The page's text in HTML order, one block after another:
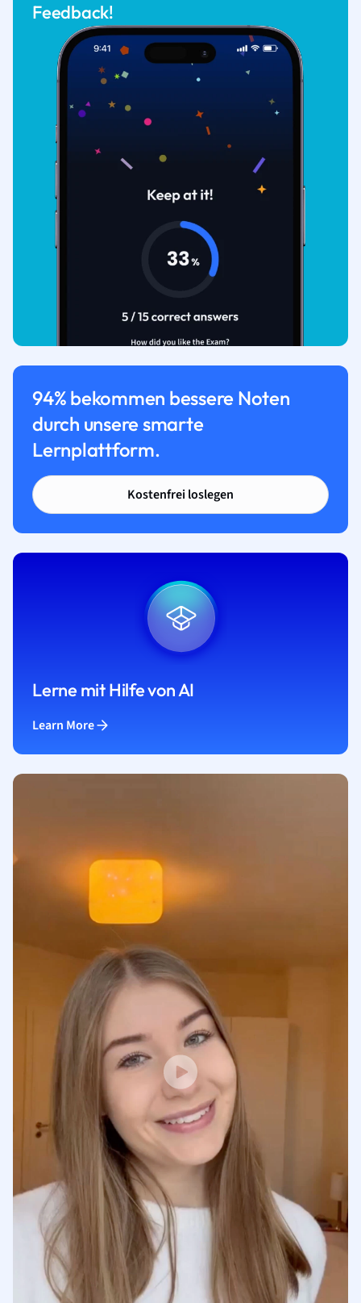
Feedback!
94% bekommen bessere Noten
durch unsere smarte
Lernplattform.
Kostenfrei loslegen
Lerne mit Hilfe von AI
Learn More